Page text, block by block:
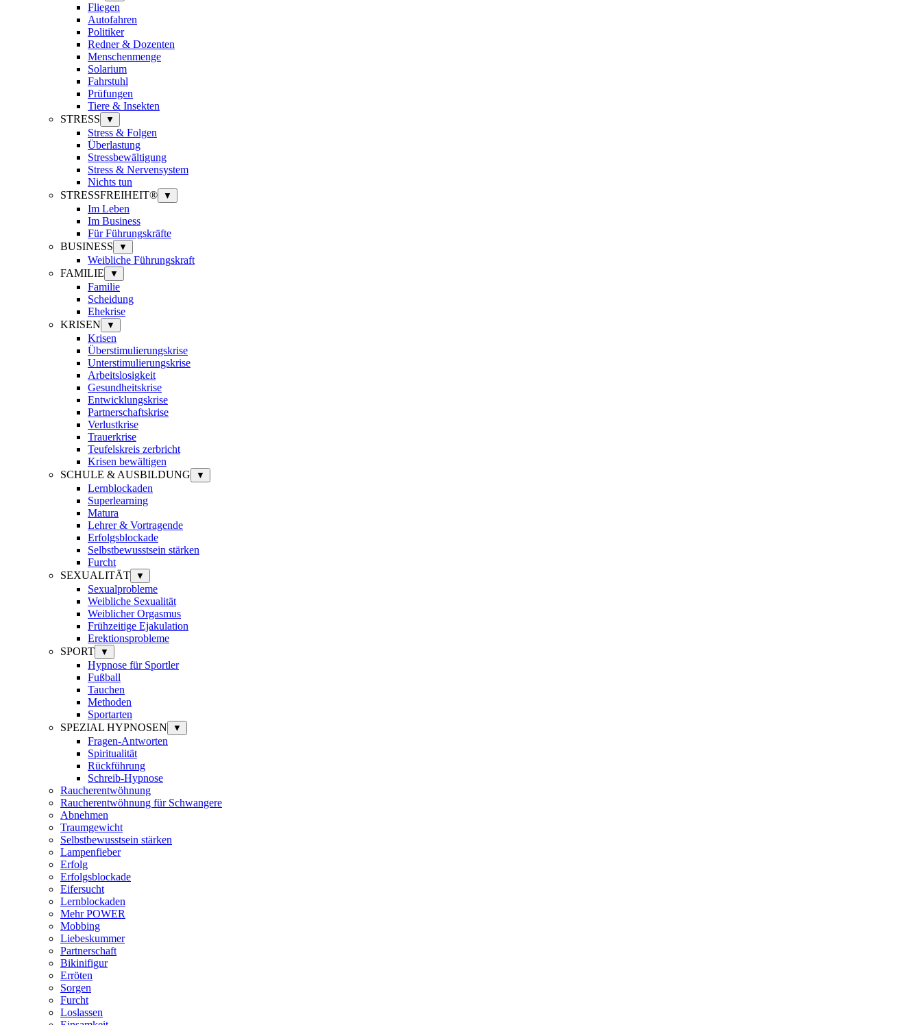
Fliegen
Autofahren
Politiker
Redner & Dozenten
Menschenmenge
Solarium
Fahrstuhl
Prüfungen
Tiere & Insekten
STRESS
▼
Stress & Folgen
Überlastung
Stressbewältigung
Stress & Nervensystem
Nichts tun
STRESSFREIHEIT®
▼
Im Leben
Im Business
Für Führungskräfte
BUSINESS
▼
Weibliche Führungskraft
FAMILIE
▼
Familie
Scheidung
Ehekrise
KRISEN
▼
Krisen
Überstimulierungskrise
Unterstimulierungskrise
Arbeitslosigkeit
Gesundheitskrise
Entwicklungskrise
Partnerschaftskrise
Verlustkrise
Trauerkrise
Teufelskreis zerbricht
Krisen bewältigen
SCHULE & AUSBILDUNG
▼
Lernblockaden
Superlearning
Matura
Lehrer & Vortragende
Erfolgsblockade
Selbstbewusstsein stärken
Furcht
SEXUALITÄT
▼
Sexualprobleme
Weibliche Sexualität
Weiblicher Orgasmus
Frühzeitige Ejakulation
Erektionsprobleme
SPORT
▼
Hypnose für Sportler
Fußball
Tauchen
Methoden
Sportarten
SPEZIAL HYPNOSEN
▼
Fragen-Antworten
Spiritualität
Rückführung
Schreib-Hypnose
Raucherentwöhnung
Raucherentwöhnung für Schwangere
Abnehmen
Traumgewicht
Selbstbewusstsein stärken
Lampenfieber
Erfolg
Erfolgsblockade
Eifersucht
Lernblockaden
Mehr POWER
Mobbing
Liebeskummer
Partnerschaft
Bikinifigur
Erröten
Sorgen
Furcht
Loslassen